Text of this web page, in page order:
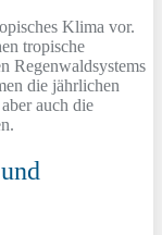
Klima vor.
tropische
Regenwaldsystems
die jährlichen
auch die